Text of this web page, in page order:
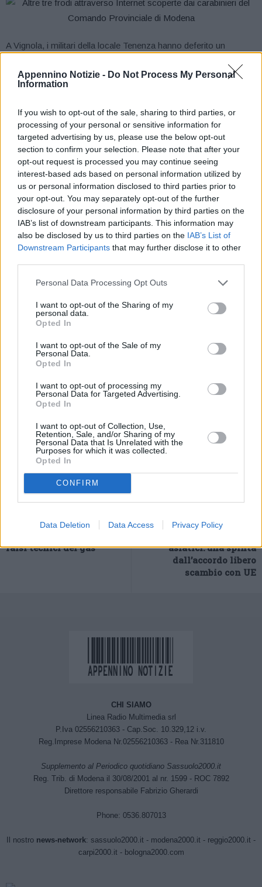
Appennino Notizie - Do Not Process My Personal
Information
If you wish to opt-out of the sale, sharing to third parties, or
processing of your personal or sensitive information for
targeted advertising by us, please use the below opt-out
section to confirm your selection. Please note that after your
opt-out request is processed you may continue seeing
interest-based ads based on personal information utilized by
us or personal information disclosed to third parties prior to
your opt-out. You may separately opt-out of the further
disclosure of your personal information by third parties on the
IAB’s list of downstream participants. This information may
also be disclosed by us to third parties on the IAB’s List of
Downstream Participants that may further disclose it to other
Personal Data Processing Opt Outs
I want to opt-out of the Sharing of my
personal data.
Opted In
I want to opt-out of the Sale of my
Personal Data.
Opted In
I want to opt-out of processing my
Personal Data for Targeted Advertising.
Opted In
I want to opt-out of Collection, Use,
Retention, Sale, and/or Sharing of my
Personal Data that Is Unrelated with the
Purposes for which it was collected.
Opted In
CONFIRM
Data Deletion Data Access Privacy Policy
A Vignola, i militari della locale Tenenza hanno deferito un
aver pubblicizzato su social network la vendita di alcuni oggetti,
irreperibile senza consegnare la merce.
A Campogalliano i militari della locale stazione hanno identificato
e denunciato una quarantatreenne di origini campane, che aveva
intascato fraudolentemente la somma di 215 € per la
sottoscrizione di una polizza assicurativa RCA risultata
successivamente falsa. (è il secondo caso di truffa per falsa
RCA scoperto in queste ultime due settimane dai Carabinieri
modenesi). Questa volta a farne le sapere è stato un 23enne di
Sempre a Campogalliano, i carabinieri della locale stazione
hanno identificato e denunciato alla procura della Repubblica un 4
enne di origini campane poiché nel decorso mese di giugno,
Riccione pubblicata su Internet, aveva fraudolentemente carpito
ad una malcapitata signora di Campogalliano la somma di 600
A Sassuolo i carabinieri
falsi tecnici del gas
Vietnam, la porta
asiatici: una spinta
dall’accordo libero
scambio con UE
CHI SIAMO
Linea Radio Multimedia srl
P.Iva 02556210363 - Cap.Soc. 10.329,12 i.v.
Reg.Imprese Modena Nr.02556210363 - Rea Nr.311810
Supplemento al Periodico quotidiano Sassuolo2000.it
Reg. Trib. di Modena il 30/08/2001 al nr. 1599 - ROC 7892
Direttore responsabile Fabrizio Gherardi
Phone: 0536.807013
Il nostro news-network: sassuolo2000.it - modena2000.it - reggio2000.it -
carpi2000.it- bologna2000.com